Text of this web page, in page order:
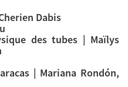
Dabis
des tubes | Maïlys
| Mariana Rondón,